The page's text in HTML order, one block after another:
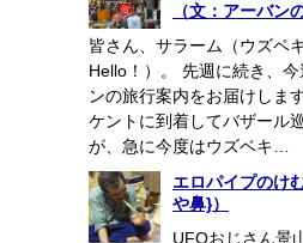
（文：アーバン
皆さん、サラーム（ウズベ
Hello！）。 先週に続き、
ンの旅行案内をお届けしま
ケントに到着してバザール
が、急に今度はウズベキ…
エロパイプのけ
や鼻}）
UFOおじさん景